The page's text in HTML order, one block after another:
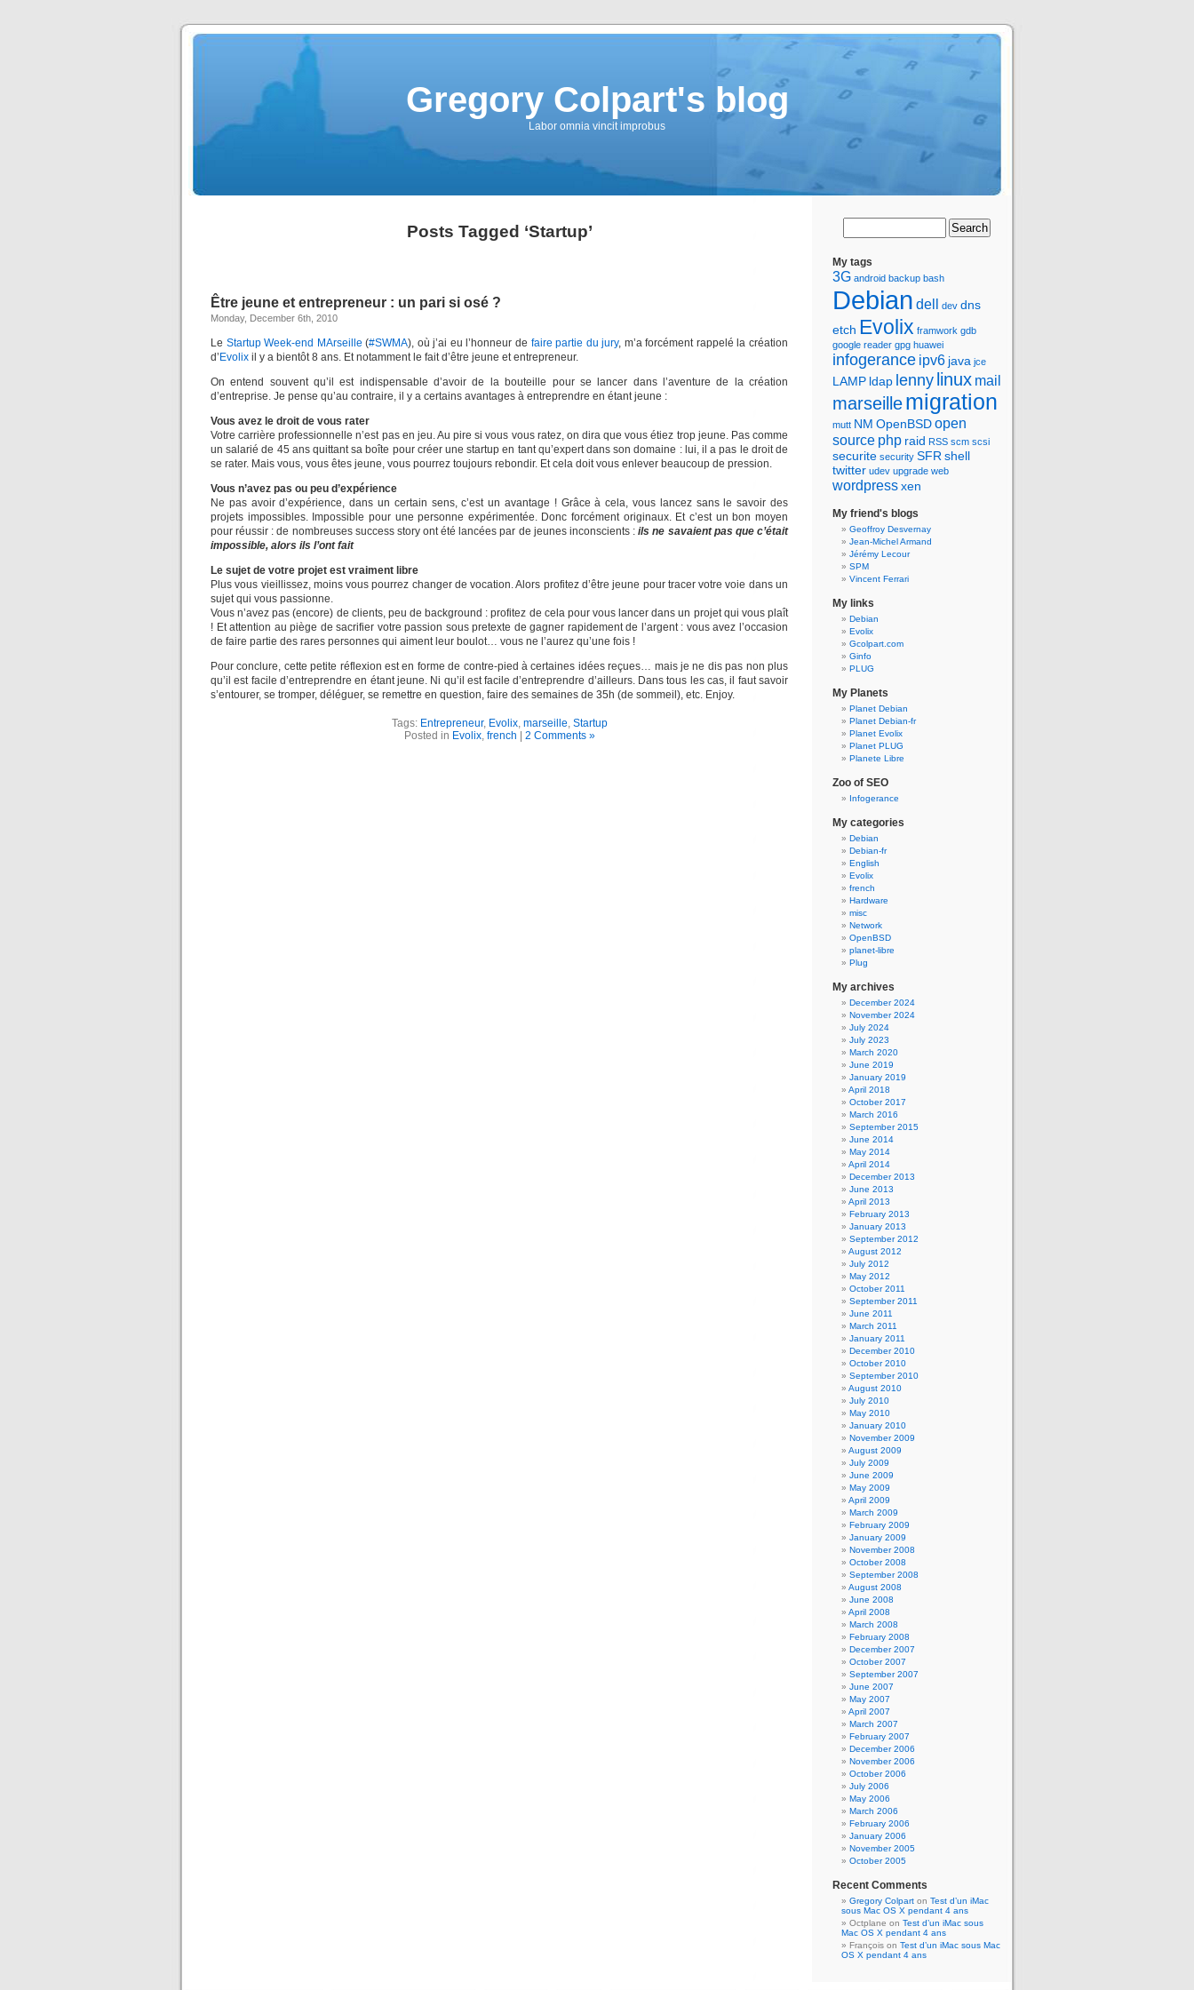
Gregory Colpart's blog
Labor omnia vincit improbus
Posts Tagged ‘Startup’
Être jeune et entrepreneur : un pari si osé ?
Monday, December 6th, 2010
Le Startup Week-end MArseille (#SWMA), où j’ai eu l’honneur de faire partie du jury, m’a forcément rappelé la création
d’ Evolix il y a bientôt 8 ans. Et notamment le fait d’être jeune et entrepreneur.
On entend souvent qu’il est indispensable d’avoir de la bouteille pour se lancer dans l’aventure de la création
d’entreprise. Je pense qu’au contraire, il y a certains avantages à entreprendre en étant jeune :
Vous avez le droit de vous rater
Votre carrière professionnelle n’est pas en jeu. Au pire si vous vous ratez, on dira que vous étiez trop jeune. Pas comme
un salarié de 45 ans quittant sa boîte pour créer une startup en tant qu’expert dans son domaine : lui, il a pas le droit de
se rater. Mais vous, vous êtes jeune, vous pourrez toujours rebondir. Et cela doit vous enlever beaucoup de pression.
Vous n’avez pas ou peu d’expérience
Ne pas avoir d’expérience, dans un certain sens, c’est un avantage ! Grâce à cela, vous lancez sans le savoir des
projets impossibles. Impossible pour une personne expérimentée. Donc forcément originaux. Et c’est un bon moyen
pour réussir : de nombreuses success story ont été lancées par de jeunes inconscients :ils ne savaient pas que c’était
impossible, alors ils l’ont fait
Le sujet de votre projet est vraiment libre
Plus vous vieillissez, moins vous pourrez changer de vocation. Alors profitez d’être jeune pour tracer votre voie dans un
sujet qui vous passionne.
Vous n’avez pas (encore) de clients, peu de background : profitez de cela pour vous lancer dans un projet qui vous plaît
! Et attention au piège de sacrifier votre passion sous pretexte de gagner rapidement de l’argent : vous avez l’occasion
de faire partie des rares personnes qui aiment leur boulot… vous ne l’aurez qu’une fois !
Pour conclure, cette petite réflexion est en forme de contre-pied à certaines idées reçues… mais je ne dis pas non plus
qu’il est facile d’entreprendre en étant jeune. Ni qu’il est facile d’entreprendre d’ailleurs. Dans tous les cas, il faut savoir
s’entourer, se tromper, déléguer, se remettre en question, faire des semaines de 35h (de sommeil), etc. Enjoy.
Tags: Entrepreneur, Evolix, marseille, Startup
Posted in Evolix, french 2 Comments »
My tags
3G android backup bash
Debian dell dev dns
etch Evolix framwork gdb
google reader gpg huawei
infogerance ipv6 java jce
LAMP ldap lenny linux mail
marseillemigration
mutt NM OpenBSDopen
source php raid RSS scm scsi
securite security SFR shell
twitter udev upgrade web
wordpressxen
My friend's blogs
Geoffroy Desvernay
Jean-Michel Armand
Jérémy Lecour
SPM
Vincent Ferrari
My links
Debian
Evolix
Gcolpart.com
Ginfo
PLUG
My Planets
Planet Debian
Planet Debian-fr
Planet Evolix
Planet PLUG
Planete Libre
Zoo of SEO
Infogerance
My categories
Debian
Debian-fr
English
Evolix
french
Hardware
misc
Network
OpenBSD
planet-libre
Plug
My archives
December 2024
November 2024
July 2024
July 2023
March 2020
June 2019
January 2019
April 2018
October 2017
March 2016
September 2015
June 2014
May 2014
April 2014
December 2013
June 2013
April 2013
February 2013
January 2013
September 2012
August 2012
July 2012
May 2012
October 2011
September 2011
June 2011
March 2011
January 2011
December 2010
October 2010
September 2010
August 2010
July 2010
May 2010
January 2010
November 2009
August 2009
July 2009
June 2009
May 2009
April 2009
March 2009
February 2009
January 2009
November 2008
October 2008
September 2008
August 2008
June 2008
April 2008
March 2008
February 2008
December 2007
October 2007
September 2007
June 2007
May 2007
April 2007
March 2007
February 2007
December 2006
November 2006
October 2006
July 2006
May 2006
March 2006
February 2006
January 2006
November 2005
October 2005
Recent Comments
Gregory Colpart on Test d’un iMac
sous Mac OS X pendant 4 ans
Octplane on Test d’un iMac sous
Mac OS X pendant 4 ans
François on Test d’un iMac sous Mac
OS X pendant 4 ans